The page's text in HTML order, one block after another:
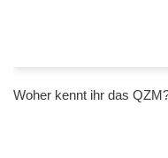
Woher kennt ihr das